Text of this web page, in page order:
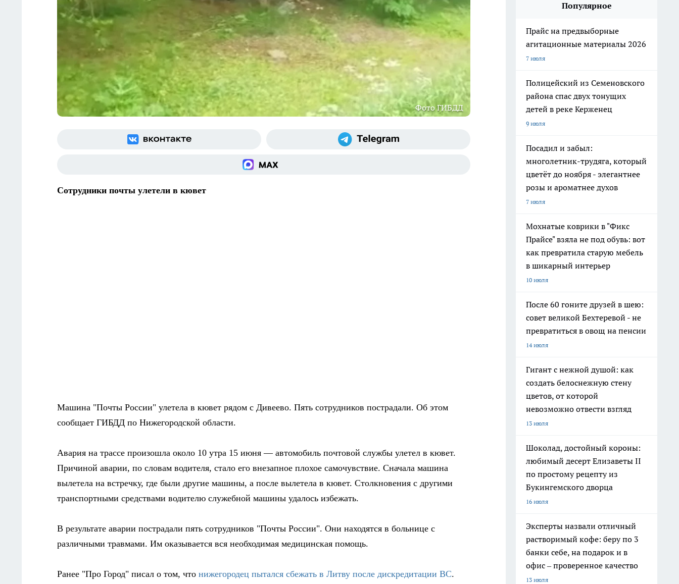
Фото ГИБДД
Сотрудники почты улетели в кювет
Машина "Почты России" улетела в кювет рядом с Дивеево. Пять сотрудников пострадали. Об этом
сообщает ГИБДД по Нижегородской области.
Авария на трассе произошла около 10 утра 15 июня — автомобиль почтовой службы улетел в кювет.
Причиной аварии, по словам водителя, стало его внезапное плохое самочувствие. Сначала машина
вылетела на встречку, где были другие машины, а после вылетела в кювет. Столкновения с другими
транспортными средствами водителю служебной машины удалось избежать.
В результате аварии пострадали пять сотрудников "Почты России". Они находятся в больнице с
различными травмами. Им оказывается вся необходимая медицинская помощь.
Ранее "Про Город" писал о том, что нижегородец пытался сбежать в Литву после дискредитации ВС.
Популярное
Прайс на предвыборные
агитационные материалы 2026
7 июля
Полицейский из Семеновского
района спас двух тонущих
детей в реке Керженец
9 июля
Посадил и забыл:
многолетник-трудяга, который
цветёт до ноября - элегантнее
розы и ароматнее духов
7 июля
Мохнатые коврики в "Фикс
Прайсе" взяла не под обувь: вот
как превратила старую мебель
в шикарный интерьер
10 июля
После 60 гоните друзей в шею:
совет великой Бехтеревой - не
превратиться в овощ на пенсии
14 июля
Гигант с нежной душой: как
создать белоснежную стену
цветов, от которой
невозможно отвести взгляд
13 июля
Шоколад, достойный короны:
любимый десерт Елизаветы II
по простому рецепту из
Букингемского дворца
16 июля
Эксперты назвали отличный
растворимый кофе: беру по 3
банки себе, на подарок и в
офис – проверенное качество
13 июля